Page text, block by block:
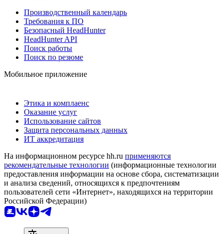
Производственный календарь
Требования к ПО
Безопасный HeadHunter
HeadHunter API
Поиск работы
Поиск по резюме
Мобильное приложение
Этика и комплаенс
Оказание услуг
Использование сайтов
Защита персональных данных
ИТ аккредитация
На информационном ресурсе hh.ru применяются
рекомендательные технологии (информационные технологии
предоставления информации на основе сбора, систематизации
и анализа сведений, относящихся к предпочтениям
пользователей сети «Интернет», находящихся на территории
Российской Федерации)